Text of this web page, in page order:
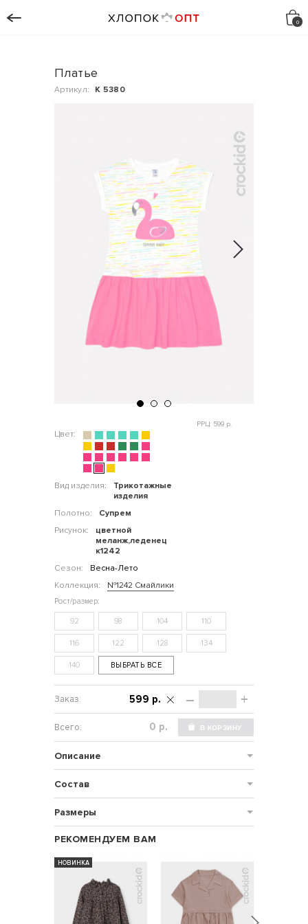
Платье
Артикул: К 5380
Цвет:
Вид изделия:
Трикотажные
изделия
Полотно:
Супрем
Рисунок:
цветной
меланж,леденец
к1242
Сезон:
Весна-Лето
Коллекция:
№1242 Смайлики
РРЦ: 599 р.
92 98 104 110
116 122 128 134
140 ВЫБРАТЬ ВСЕ
– +
599 р.
р.
Описание
Состав
Размеры
РЕКОМЕНДУЕМ ВАМ
НОВИНКА